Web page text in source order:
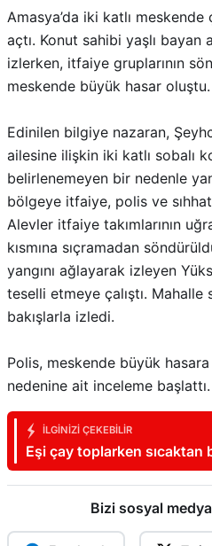
Amasya’da iki katlı meskende
açtı. Konut sahibi yaşlı bayan
izlerken, itfaiye gruplarının
meskende büyük hasar oluştu.
Edinilen bilgiye nazaran,
ailesine ilişkin iki katlı sobalı
belirlenemeyen bir nedenle
bölgeye itfaiye, polis ve
Alevler itfaiye takımlarının
kısmına sıçramadan
yangını ağlayarak izleyen
teselli etmeye çalıştı. Mahalle
bakışlarla izledi.
Polis, meskende büyük hasara
nedenine ait inceleme başlattı.
İLGINIZI ÇEKEBILIR
Eşi çay toplarken sıcaktan
düzenek hazırladı
Bizi sosyal